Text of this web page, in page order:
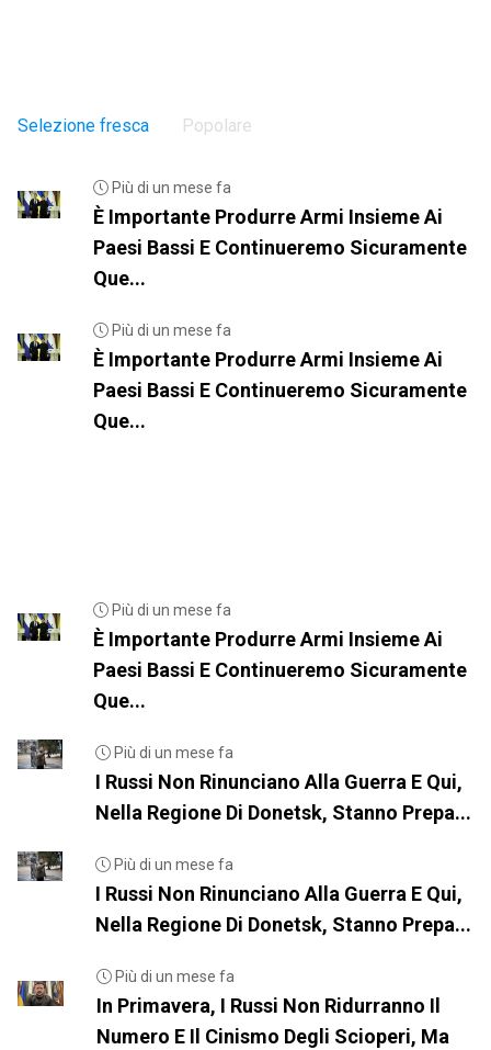
Selezione fresca Popolare
Più di un mese fa
È Importante Produrre Armi Insieme Ai
Paesi Bassi E Continueremo Sicuramente
Que...
Più di un mese fa
È Importante Produrre Armi Insieme Ai
Paesi Bassi E Continueremo Sicuramente
Que...
Più di un mese fa
È Importante Produrre Armi Insieme Ai
Paesi Bassi E Continueremo Sicuramente
Que...
Più di un mese fa
I Russi Non Rinunciano Alla Guerra E Qui,
Nella Regione Di Donetsk, Stanno Prepa...
Più di un mese fa
I Russi Non Rinunciano Alla Guerra E Qui,
Nella Regione Di Donetsk, Stanno Prepa...
Più di un mese fa
In Primavera, I Russi Non Ridurranno Il
Numero E Il Cinismo Degli Scioperi, Ma